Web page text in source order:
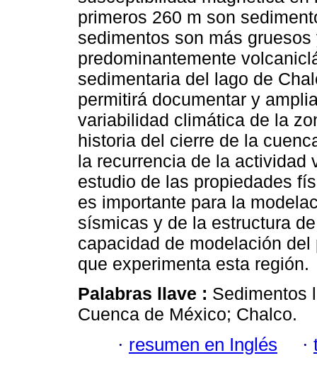
primeros 260 m son
sedimentos son más
predominantemente
sedimentaria del lago de
permitirá documentar y
variabilidad climática de la
historia del cierre de la
la recurrencia de la actividad
estudio de las propiedades
es importante para la
sísmicas y de la estructura
capacidad de modelación
que experimenta esta región.
Palabras llave : Sedimentos
Cuenca de México; Chalco.
· resumen en Inglés ·